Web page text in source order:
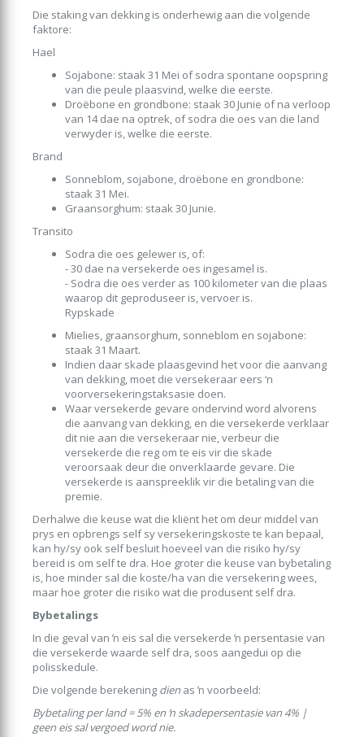
Die staking van dekking is onderhewig aan die volgende
faktore:
Hael
Sojabone: staak 31 Mei of sodra spontane oopspring
van die peule plaasvind, welke die eerste.
Droëbone en grondbone: staak 30 Junie of na verloop
van 14 dae na optrek, of sodra die oes van die land
verwyder is, welke die eerste.
Brand
Sonneblom, sojabone, droëbone en grondbone:
staak 31 Mei.
Graansorghum: staak 30 Junie.
Transito
Sodra die oes gelewer is, of:
- 30 dae na versekerde oes ingesamel is.
- Sodra die oes verder as 100 kilometer van die plaas
waarop dit geproduseer is, vervoer is.
Rypskade
Mielies, graansorghum, sonneblom en sojabone:
staak 31 Maart.
Indien daar skade plaasgevind het voor die aanvang
van dekking, moet die versekeraar eers ‘n
voorversekeringstaksasie doen.
Waar versekerde gevare ondervind word alvorens
die aanvang van dekking, en die versekerde verklaar
dit nie aan die versekeraar nie, verbeur die
versekerde die reg om te eis vir die skade
veroorsaak deur die onverklaarde gevare. Die
versekerde is aanspreeklik vir die betaling van die
premie.
Derhalwe die keuse wat die kliënt het om deur middel van
prys en opbrengs self sy versekeringskoste te kan bepaal,
kan hy/sy ook self besluit hoeveel van die risiko hy/sy
bereid is om self te dra. Hoe groter die keuse van bybetaling
is, hoe minder sal die koste/ha van die versekering wees,
maar hoe groter die risiko wat die produsent self dra.
Bybetalings
In die geval van ŉ eis sal die versekerde ŉ persentasie van
die versekerde waarde self dra, soos aangedui op die
polisskedule.
Die volgende berekening dien as ŉ voorbeeld:
Bybetaling per land = 5% en ŉ skadepersentasie van 4% |
geen eis sal vergoed word nie.